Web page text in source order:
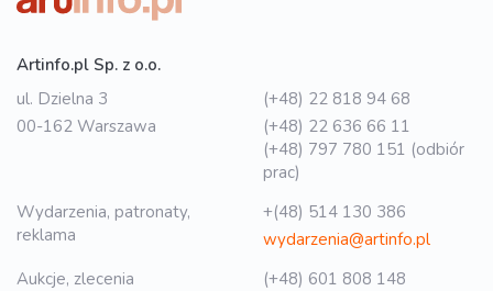
Artinfo.pl Sp. z o.o.
ul. Dzielna 3
00-162 Warszawa
(+48) 22 818 94 68
(+48) 22 636 66 11
(+48) 797 780 151 (odbiór
prac)
Wydarzenia, patronaty,
reklama
+(48) 514 130 386
wydarzenia@artinfo.pl
Aukcje, zlecenia
(+48) 601 808 148